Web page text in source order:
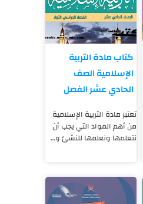
كتاب مادة التربية
الإسلامية الصف
الحادي عشر الفصل
تعتبر مادة التربية الإسلامية
من أهم المواد التي يجب أن
نتعلمها ونعلمها للنشئ و…